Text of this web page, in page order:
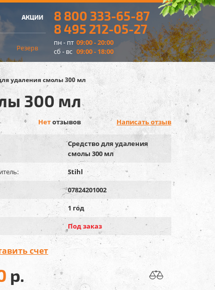
АКЦИИ
Резерв
8 800 333-65-87
8 495 212-05-27
пн - пт 09:00 - 20:00
сб - вс 09:00 - 18:00
удаления смолы 300 мл
300 мл
Нетотзывов Написать отзыв
Средство для удаления
смолы 300 мл
Stihl
07824201002
1 год
Под заказ
счет
р.